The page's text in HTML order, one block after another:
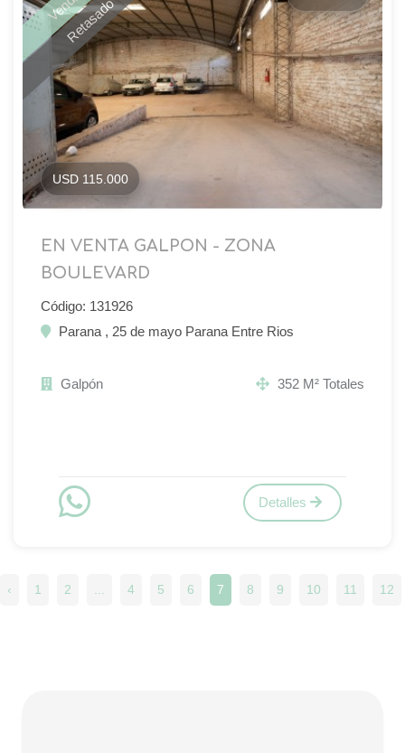
Retasado
USD 115.000
EN VENTA GALPON - ZONA
BOULEVARD
Código: 131926
Parana , 25 de mayo Parana Entre Rios
Galpón 352 M² Totales
Detalles
‹ 1 2 4 5 6 7 8 9 10 11 12